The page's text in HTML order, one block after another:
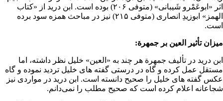
اثر «ابوعَمْرو شَیبانی» (متوفی ۲۰۶) بوده است. ابن درید از «کتاب
الهمز» ابوزیدِ انصاری (متوفی ۲۱۵) نیز در مباحث همزه سود برده
است.
میزان تأثیر العین بر جمهرة:
ابن درید در تألیف جمهرة هر چند به « العین» خلیل نظر داشته، اما
مستقل عمل کرده و گاه در درستی گفته های خلیل تردید نموده و گاه
عکس گفته های خلیل را صحیح دانسته است. ابن درید در مواردی نیز
شجاعانه اعلام کرده است که صحیح مطلب را نمی‌دانم.